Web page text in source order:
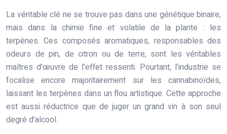
La véritable clé ne se trouve pas dans une génétique binaire,
mais dans la chimie fine et volatile de la plante : les
terpènes. Ces composés aromatiques, responsables des
odeurs de pin, de citron ou de terre, sont les véritables
maîtres d’œuvre de l’effet ressenti. Pourtant, l’industrie se
focalise encore majoritairement sur les cannabinoïdes,
laissant les terpènes dans un flou artistique. Cette approche
est aussi réductrice que de juger un grand vin à son seul
degré d’alcool.